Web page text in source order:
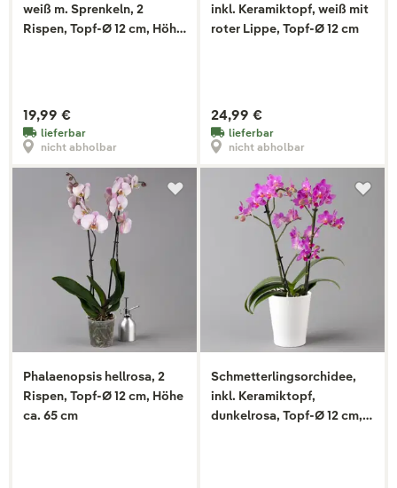
weiß m. Sprenkeln, 2
Rispen, Topf-Ø 12 cm, Höhe
19,99 €
lieferbar
nicht abholbar
inkl. Keramiktopf, weiß mit
roter Lippe, Topf-Ø 12 cm
24,99 €
lieferbar
nicht abholbar
Phalaenopsis hellrosa, 2
Rispen, Topf-Ø 12 cm, Höhe
ca. 65 cm
Schmetterlingsorchidee,
inkl. Keramiktopf,
dunkelrosa, Topf-Ø 12 cm,